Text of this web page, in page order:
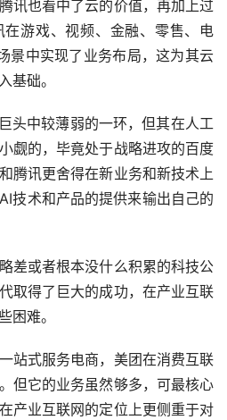
讯也看中了云的价值，再加上过
游戏、视频、金融、零售、电
景中实现了业务布局，这为其云
基础。
头中较薄弱的一环，但其在人工
觑的，毕竟处于战略进攻的百度
腾讯更舍得在新业务和新技术上
技术和产品的提供来输出自己的
差或者根本没什么积累的科技公
取得了巨大的成功，在产业互联
困难。
站式服务电商，美团在消费互联
但它的业务虽然够多，可最核心
产业互联网的定位上更侧重于对